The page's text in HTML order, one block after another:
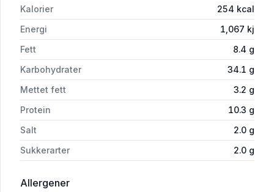
Kalorier 254 kcal
Energi
1,067 kj
Fett
8.4 g
Karbohydrater
34.1 g
Mettet fett
3.2 g
Protein
10.3 g
Salt
2.0 g
Sukkerarter
2.0 g
Allergeneri 'Slegge Pizza m/Chili Salami 375g Ask'